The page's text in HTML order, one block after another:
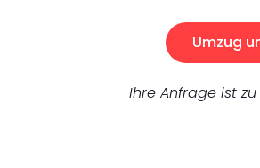
Umzug
Ihre Anfrage ist